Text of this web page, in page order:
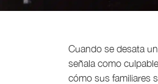
Cuando se desata
señala como
cómo sus familiares